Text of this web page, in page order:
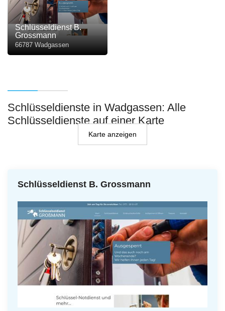
Schlüsseldienst B.
Grossmann
66787 Wadgassen
Schlüsseldienste in Wadgassen: Alle
Schlüsseldienste auf einer Karte
Karte anzeigen
Schlüsseldienst B. Grossmann